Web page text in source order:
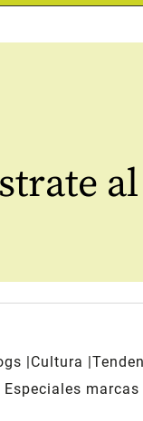
Cultura
Especiales